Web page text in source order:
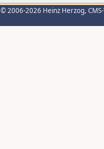
© 2006-2026 Heinz Herzog,